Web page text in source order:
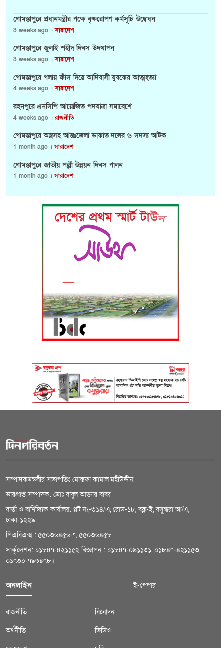
গোমস্তাপুরে প্রধানমন্ত্রীর পক্ষে বৃক্ষরোপণ কর্মসূচি উদ্বোধন
3 weeks ago ।সারাদেশ
গোমস্তাপুরে জুলাই শহীদ দিবস উদযাপন
3 weeks ago ।সারাদেশ
গোমস্তাপুরে গলায় ফাঁস দিয়ে আদিবাসী যুবকের আত্মহত্যা
4 weeks ago ।সারাদেশ
রহনপুরে এনসিপি আয়োজিত পদযাত্রা সমাবেশে
4 weeks ago ।রাজনীতি
গোমস্তাপুরে অস্ত্রসহ আন্তঃজেলা ডাকাত দলের ৬ সদস্য আটক
1 month ago ।সারাদেশ
গোমস্তাপুরে জাতীয় পল্লী উন্নয়ন দিবস পালন
1 month ago ।সারাদেশ
সম্পাদকমন্ডলীর সভাপতিঃ মোস্তফা কামাল মহীউদ্দীন
ভারপ্রাপ্ত সম্পাদক: মোঃ বাবুল আক্তার বাবর
বার্তা ও বাণিজ্যিক কার্যালয়: প্লট নং-৩১৪/এ, রোড-১৮, বক্ল-ই, বসুন্ধরা আ/এ,
ঢাকা-১২২৯।
পিএবিএক্স : ৫৫০৩৬৪৫৬-৭, ৫৫০৩৬৪৫৮
সার্কুলেশন: ০১৮৪৭-৪২১১৫২ বিজ্ঞাপন : ০১৮৪৭-০৯১১৩১, ০১৮৪৭-৪২১১৫৩,
০১৭৩০-৭৯৩৪৭৮।
অনলাইন ই-পেপার
রাজনীতি
অর্থনীতি
বিনোদন
ভিডিও